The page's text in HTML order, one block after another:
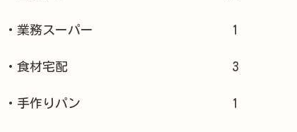
・業務スーパー 1
・食材宅配 3
・手作りパン 1